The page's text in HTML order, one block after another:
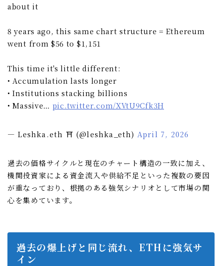
about it
8 years ago, this same chart structure = Ethereum
went from $56 to $1,151
This time it's little different:
• Accumulation lasts longer
• Institutions stacking billions
• Massive… pic.twitter.com/XVtU9Cfk3H
— Leshka.eth ⛩ (@leshka_eth) April 7, 2026
過去の価格サイクルと現在のチャート構造の一致に加え、
機関投資家による資金流入や供給不足といった複数の要因
が重なっており、根拠のある強気シナリオとして市場の関
心を集めています。
過去の爆上げと同じ流れ、ETHに強気サ
イン